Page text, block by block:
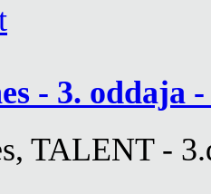
- 3. oddaja
TALENT -